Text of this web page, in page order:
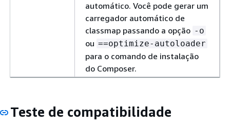
automático. Você pode gerar um
carregador automático de
classmap passando a opção -o
ou ==optimize-autoloader
para o comando de instalação
do Composer.
Teste de compatibilidade